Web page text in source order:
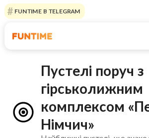
FUNTIME В TELEGRAM
Пустелі поруч з
гірськолижним
комплексом
Німчич»